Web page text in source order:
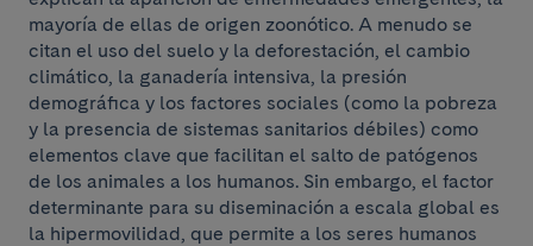
mayoría de ellas de origen zoonótico. A menudo se
citan el uso del suelo y la deforestación, el cambio
climático, la ganadería intensiva, la presión
demográfica y los factores sociales (como la pobreza
y la presencia de sistemas sanitarios débiles) como
elementos clave que facilitan el salto de patógenos
de los animales a los humanos. Sin embargo, el factor
determinante para su diseminación a escala global es
la hipermovilidad, que permite a los seres humanos